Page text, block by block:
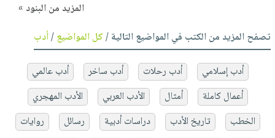
المزيد من البنود »
تصفح المزيد من الكتب في المواضيع التالية /كل المواضيع/أدب
أدب إسلامي أدب رحلات أدب ساخر
أدب عالمي
أعمال كاملة
أمثال الأدب العربي
الأدب المهجري
الخطب
تاريخ الأدب دراسات أدبية رسائل
روايات